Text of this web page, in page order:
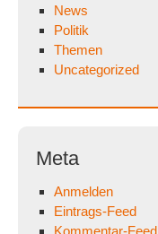
News
Politik
Themen
Uncategorized
Meta
Anmelden
Eintrags-Feed
Kommentar-Feed